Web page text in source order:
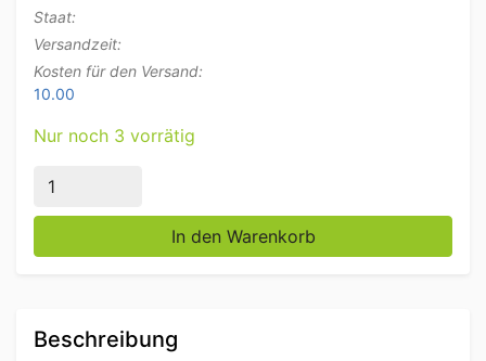
Staat:
Versandzeit:
Kosten für den Versand:
10.00
Nur noch 3 vorrätig
Saro ROM Warmhalteplatte aus Edelstahl Rechaud
In den Warenkorb
Beschreibung